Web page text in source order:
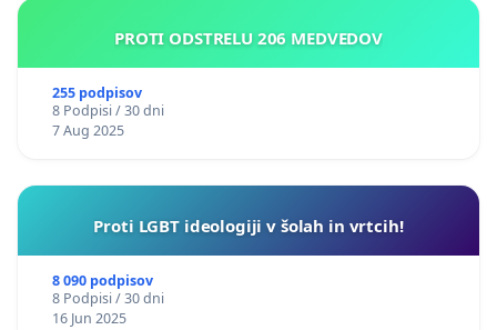
PROTI ODSTRELU 206 MEDVEDOV
255 podpisov
8 Podpisi / 30 dni
7 Aug 2025
Proti LGBT ideologiji v šolah in vrtcih!
8 090 podpisov
8 Podpisi / 30 dni
16 Jun 2025